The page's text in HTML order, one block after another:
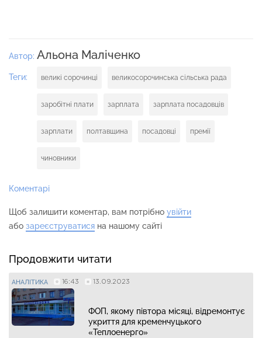
Автор: Альона Маліченко
Теги: великі сорочинці великосорочинська сільська рада
заробітні плати зарплата зарплата посадовців
зарплати полтавщина посадовці премії
чиновники
Коментарі
Щоб залишити коментар, вам потрібно увійти
або зареєструватися на нашому сайті
Продовжити читати
АНАЛІТИКА 16:43 13.09.2023
ФОП, якому півтора місяці, відремонтує
укриття для кременчуцького
«Теплоенерго»